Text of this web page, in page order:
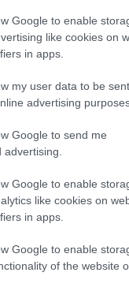
Google to enable
like cookies on
in apps.
my user data to be
advertising
Google to send me
Google to enable
like cookies on
in apps.
Google to enable
of the website